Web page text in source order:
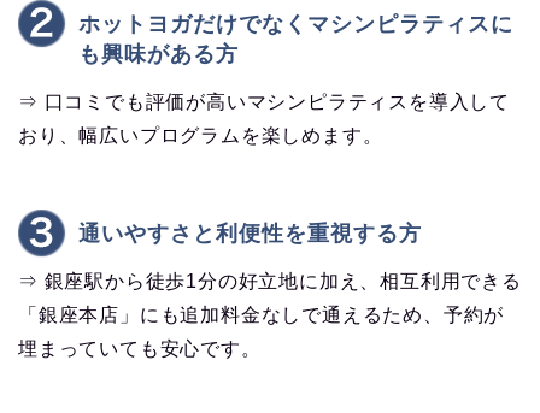
ホットヨガだけでなくマシンピラティスに
も興味がある方
⇒ 口コミでも評価が高いマシンピラティスを導入して
おり、幅広いプログラムを楽しめます。
通いやすさと利便性を重視する方
⇒ 銀座駅から徒歩1分の好立地に加え、相互利用できる
「銀座本店」にも追加料金なしで通えるため、予約が
埋まっていても安心です。